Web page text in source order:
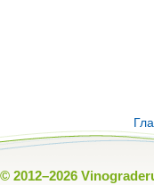
© 2012–2026